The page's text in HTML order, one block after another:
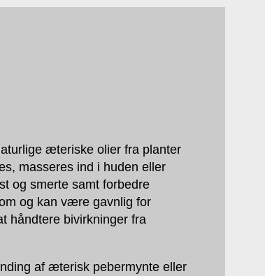
æteriske olier fra planter
masseres ind i huden eller
og smerte samt forbedre
og kan være gavnlig for
håndtere bivirkninger fra
af æterisk pebermynte eller